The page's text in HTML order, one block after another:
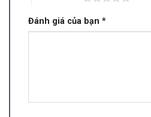
Đánh giá của bạn *